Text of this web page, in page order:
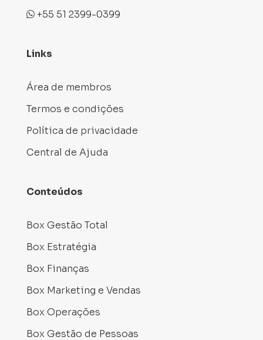
+55 51 2399-0399
Links
Área de membros
Termos e condições
Política de privacidade
Central de Ajuda
Conteúdos
Box Gestão Total
Box Estratégia
Box Finanças
Box Marketing e Vendas
Box Operações
Box Gestão de Pessoas